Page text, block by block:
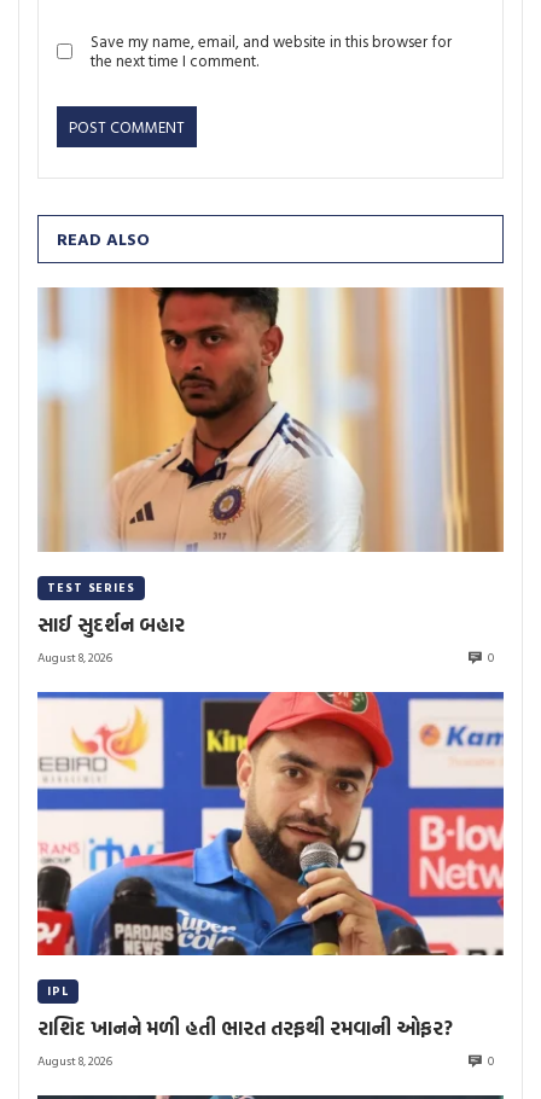
Save my name, email, and website in this browser for
the next time I comment.
READ ALSO
TEST SERIES
સાઈ સુદર્શન બહાર
August 8, 2026 0
IPL
રાશિદ ખાનને મળી હતી ભારત તરફથી રમવાની ઓફર?
August 8, 2026 0